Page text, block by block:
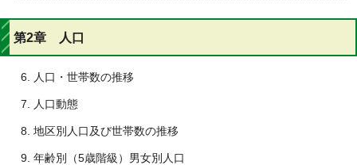
第2章 人口
人口・世帯数の推移
人口動態
地区別人口及び世帯数の推移
年齢別（5歳階級）男女別人口